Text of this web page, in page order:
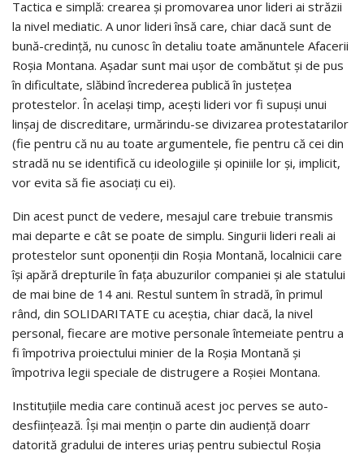
Tactica e simplă: crearea și promovarea unor lideri ai străzii
la nivel mediatic. A unor lideri însă care, chiar dacă sunt de
bună-credință, nu cunosc în detaliu toate amănuntele Afacerii
Roșia Montana. Așadar sunt mai ușor de combătut și de pus
în dificultate, slăbind încrederea publică în justețea
protestelor. În același timp, acești lideri vor fi supuși unui
linșaj de discreditare, urmărindu-se divizarea protestatarilor
(fie pentru că nu au toate argumentele, fie pentru că cei din
stradă nu se identifică cu ideologiile și opiniile lor și, implicit,
vor evita să fie asociați cu ei).
Din acest punct de vedere, mesajul care trebuie transmis
mai departe e cât se poate de simplu. Singurii lideri reali ai
protestelor sunt oponenții din Roșia Montană, localnicii care
își apără drepturile în fața abuzurilor companiei și ale statului
de mai bine de 14 ani. Restul suntem în stradă, în primul
rând, din SOLIDARITATE cu aceștia, chiar dacă, la nivel
personal, fiecare are motive personale întemeiate pentru a
fi împotriva proiectului minier de la Roșia Montană și
împotriva legii speciale de distrugere a Roșiei Montana.
Instituțiile media care continuă acest joc perves se auto-
desființează. Își mai mențin o parte din audiență doarr
datorită gradului de interes uriaș pentru subiectul Roșia